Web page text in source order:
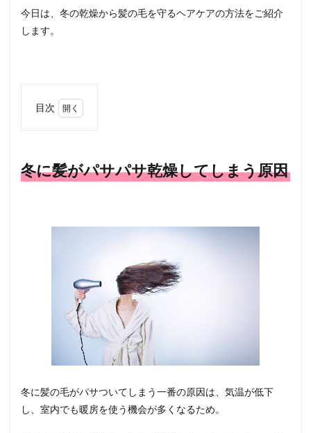
今日は、冬の乾燥から髪の毛を守るヘアケアの方法をご紹介
します。
目次
パサ
パサ
シャ
ンプ
冬に髪がパサパサ乾燥してしまう原因
冬に髪の毛がパサついてしまう一番の原因は、気温が低下
し、室内でも暖房を使う機会が多くなるため。